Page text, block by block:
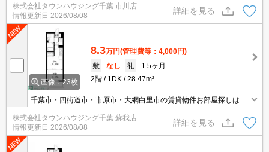
株式会社タウンハウジング千葉 市川店
情報更新日 2026/08/08
詳細を見る
画像：23枚
8.3万円(管理費等：4,000円)
敷
なし 礼
1.5ヶ月
2階
1DK 28.47m²
千葉市・四街道市・市原市・大網白里市の賃貸物件お部屋探しはタ
ウンハウジング稲毛店にお任せ下さい！０４３－２９０－８０７０
株式会社タウンハウジング千葉 蘇我店
情報更新日 2026/08/08
詳細を見る